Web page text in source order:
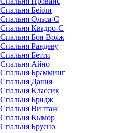
Спальня Бейли
Спальня Ольса-С
Спальня Квадро-С
Спальня Бон Вояж
Спальня Рандеву
Спальня Бетти
Спальня Айно
Спальня Брамминг
Спальня Дания
Спальня Классик
Спальня Бридж
Спальня Винтаж
Спальня Кымор
Спальня Брусно